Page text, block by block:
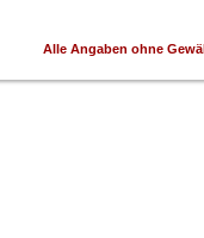
Alle Angaben ohne